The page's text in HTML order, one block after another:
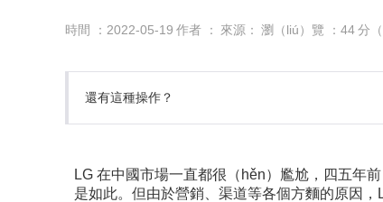
時間 ：2022-05-19 作者 ： 來源： 瀏（liú）覽 ： 44分
還有這種操作？
LG 在中國市場一直都很（hěn）尷尬，四五年
是如此。但由於營銷、渠道等各個方麵的原因